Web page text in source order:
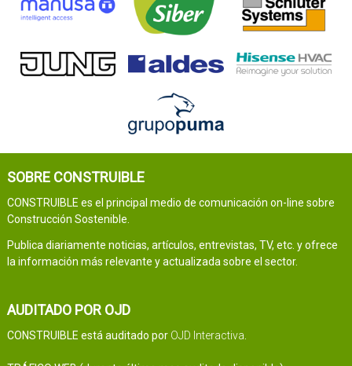
SOBRE CONSTRUIBLE
CONSTRUIBLE es el principal medio de comunicación on-line sobre
Construcción Sostenible.
Publica diariamente noticias, artículos, entrevistas, TV, etc. y ofrece
la información más relevante y actualizada sobre el sector.
AUDITADO POR OJD
CONSTRUIBLE está auditado por OJD Interactiva.